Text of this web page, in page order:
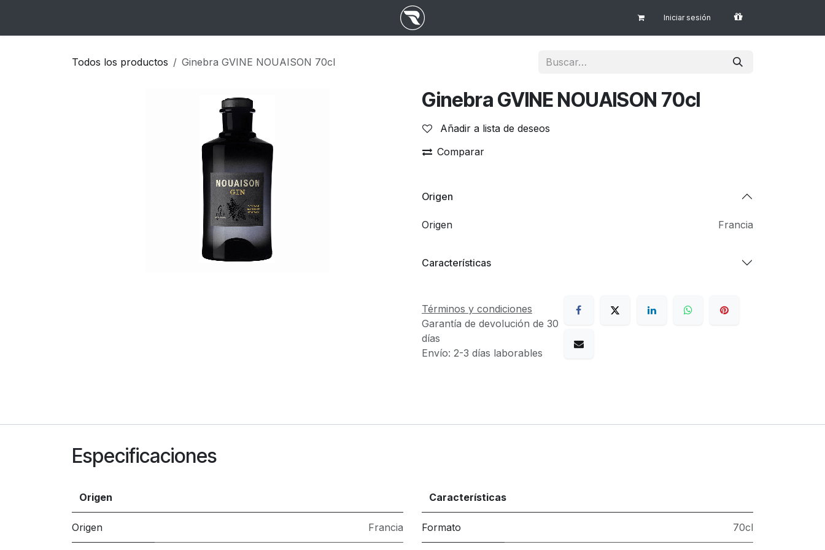
Iniciar sesión
Todos los productos Ginebra GVINE NOUAISON 70cl
Ginebra GVINE NOUAISON 70cl
Añadir a lista de deseos
Comparar
Origen
Origen Francia
Características
Términos y condiciones
Garantía de devolución de 30
días
Envío: 2-3 días laborables
Especificaciones
Origen
Origen Francia
Características
Formato 70cl